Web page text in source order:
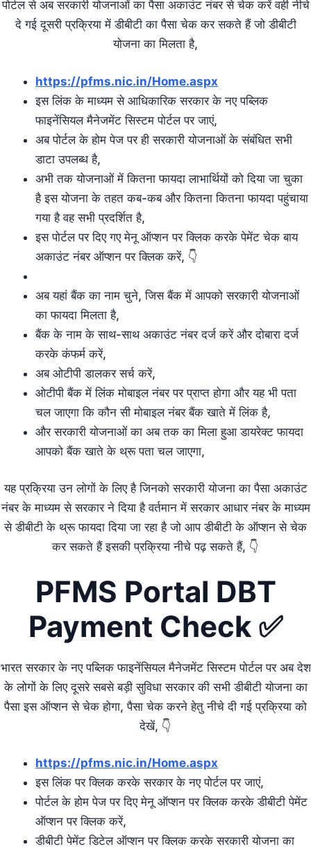
पोर्टल से अब सरकारी योजनाओं का पैसा अकाउंट नंबर से चेक करें वही नीचे
दे गई दूसरी प्रक्रिया में डीबीटी का पैसा चेक कर सकते हैं जो डीबीटी
योजना का मिलता है,
https://pfms.nic.in/Home.aspx
इस लिंक के माध्यम से आधिकारिक सरकार के नए पब्लिक
फाइनेंसियल मैनेजमेंट सिस्टम पोर्टल पर जाएं,
अब पोर्टल के होम पेज पर ही सरकारी योजनाओं के संबंधित सभी
डाटा उपलब्ध है,
अभी तक योजनाओं में कितना फायदा लाभार्थियों को दिया जा चुका
है इस योजना के तहत कब-कब और कितना कितना फायदा पहुंचाया
गया है वह सभी प्रदर्शित है,
इस पोर्टल पर दिए गए मेनू ऑप्शन पर क्लिक करके पेमेंट चेक बाय
अकाउंट नंबर ऑप्शन पर क्लिक करें, 👇
अब यहां बैंक का नाम चुने, जिस बैंक में आपको सरकारी योजनाओं
का फायदा मिलता है,
बैंक के नाम के साथ-साथ अकाउंट नंबर दर्ज करें और दोबारा दर्ज
करके कंफर्म करें,
अब ओटीपी डालकर सर्च करें,
ओटीपी बैंक में लिंक मोबाइल नंबर पर प्राप्त होगा और यह भी पता
चल जाएगा कि कौन सी मोबाइल नंबर बैंक खाते में लिंक है,
और सरकारी योजनाओं का अब तक का मिला हुआ डायरेक्ट फायदा
आपको बैंक खाते के थ्रू पता चल जाएगा,
यह प्रक्रिया उन लोगों के लिए है जिनको सरकारी योजना का पैसा अकाउंट
नंबर के माध्यम से सरकार ने दिया है वर्तमान में सरकार आधार नंबर के माध्यम
से डीबीटी के थ्रू फायदा दिया जा रहा है जो आप डीबीटी के ऑप्शन से चेक
कर सकते हैं इसकी प्रक्रिया नीचे पढ़ सकते हैं, 👇
PFMS Portal DBT
Payment Check ✅
भारत सरकार के नए पब्लिक फाइनेंसियल मैनेजमेंट सिस्टम पोर्टल पर अब देश
के लोगों के लिए दूसरे सबसे बड़ी सुविधा सरकार की सभी डीबीटी योजना का
पैसा इस ऑप्शन से चेक होगा, पैसा चेक करने हेतु नीचे दी गई प्रक्रिया को
देखें, 👇
https://pfms.nic.in/Home.aspx
इस लिंक पर क्लिक करके सरकार के नए पोर्टल पर जाएं,
पोर्टल के होम पेज पर दिए मेनू ऑप्शन पर क्लिक करके डीबीटी पेमेंट
ऑप्शन पर क्लिक करें,
डीबीटी पेमेंट डिटेल ऑप्शन पर क्लिक करके सरकारी योजना का